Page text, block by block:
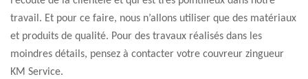
travail. Et pour ce faire, nous n’allons utiliser que des matériaux
et produits de qualité. Pour des travaux réalisés dans les
moindres détails, pensez à contacter votre couvreur zingueur
KM Service.